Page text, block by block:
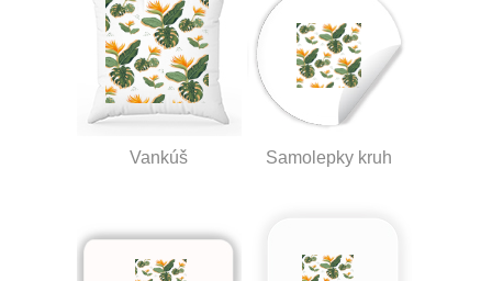
Vankúš Samolepky kruh